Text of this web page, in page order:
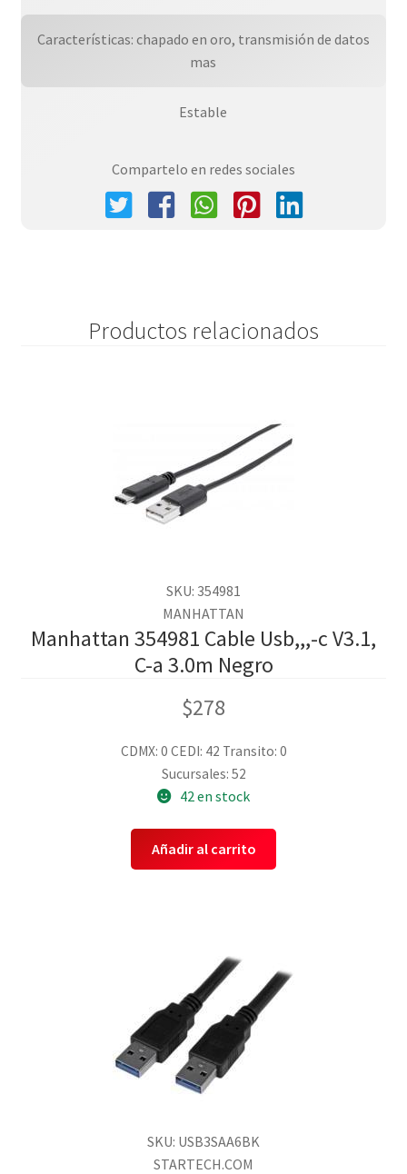
Características: chapado en oro, transmisión de datos
mas
Estable
Compartelo en redes sociales
Productos relacionados
SKU: 354981
MANHATTAN
Manhattan 354981 Cable Usb,,,-c V3.1,
C-a 3.0m Negro
$278
CDMX: 0 CEDI: 42 Transito: 0
Sucursales: 52
42 en stock
Añadir al carrito
SKU: USB3SAA6BK
STARTECH.COM